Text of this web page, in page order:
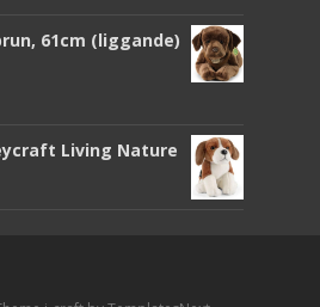
61cm (liggande)
Living Nature